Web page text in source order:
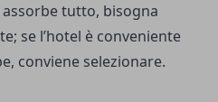
assorbe tutto, bisogna
se l’hotel è conveniente
conviene selezionare.